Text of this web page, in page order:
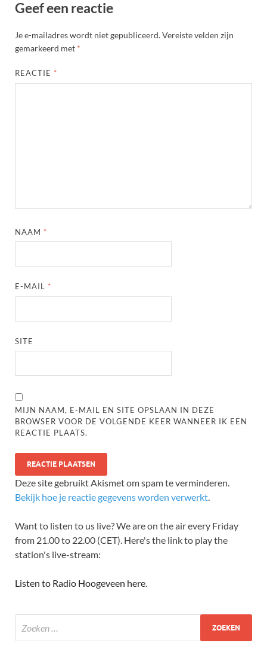
Geef een reactie
Je e-mailadres wordt niet gepubliceerd.Vereiste velden zijn
gemarkeerd met *
REACTIE *
NAAM *
E-MAIL *
SITE
MIJN NAAM, E-MAIL EN SITE OPSLAAN IN DEZE
BROWSER VOOR DE VOLGENDE KEER WANNEER IK EEN
REACTIE PLAATS.
Deze site gebruikt Akismet om spam te verminderen.
Bekijk hoe je reactie gegevens worden verwerkt.
Want to listen to us live? We are on the air every Friday
from 21.00 to 22.00 (CET). Here's the link to play the
station's live-stream:
Listen to Radio Hoogeveen here.